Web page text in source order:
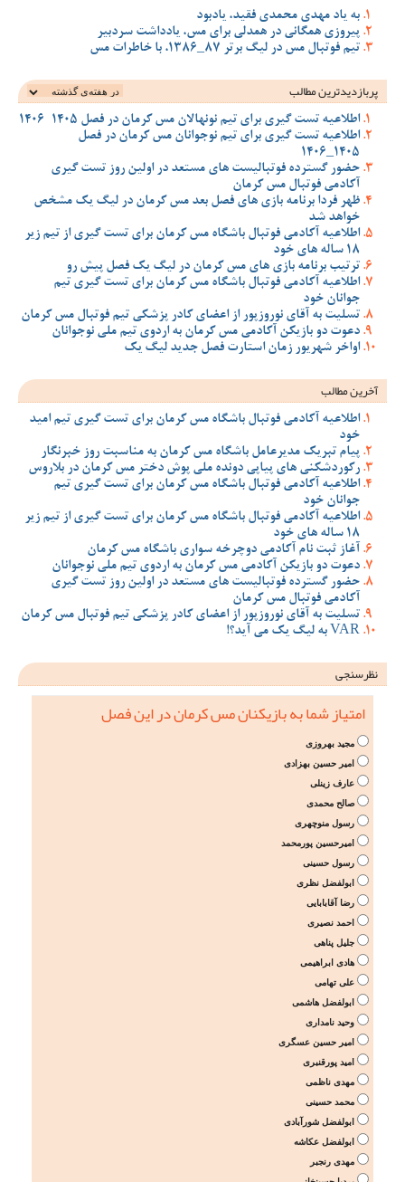
به یاد مهدی محمدی فقید، یادبود
پیروزی همگانی در همدلی برای مس، یادداشت سردبیر
تیم فوتبال مس در لیگ برتر 87_1386، با خاطرات مس
پربازدیدترین‌ مطالب
اطلاعیه تست گیری برای تیم نونهالان مس کرمان در فصل 1405-1406
اطلاعیه تست گیری برای تیم نوجوانان مس کرمان در فصل
1405_1406
حضور گسترده فوتبالیست های مستعد در اولین روز تست گیری
آکادمی فوتبال مس کرمان
ظهر فردا برنامه بازی های فصل بعد مس کرمان در لیگ یک مشخص
خواهد شد
اطلاعیه آکادمی فوتبال باشگاه مس کرمان برای تست گیری از تیم زیر
18 ساله های خود
ترتیب برنامه بازی های مس کرمان در لیگ یک فصل پیش رو
اطلاعیه آکادمی فوتبال باشگاه مس کرمان برای تست گیری تیم
جوانان خود
تسلیت به آقای نوروزپور از اعضای کادر پزشکی تیم فوتبال مس کرمان
دعوت دو بازیکن آکادمی مس کرمان به اردوی تیم ملی نوجوانان
اواخر شهریور زمان استارت فصل جدید لیگ یک
آخرین مطالب
اطلاعیه آکادمی فوتبال باشگاه مس کرمان برای تست گیری تیم امید
خود
پیام تبریک مدیرعامل باشگاه مس کرمان به مناسبت روز خبرنگار
رکوردشکنی های پیاپی دونده ملی پوش دختر مس کرمان در بلاروس
اطلاعیه آکادمی فوتبال باشگاه مس کرمان برای تست گیری تیم
جوانان خود
اطلاعیه آکادمی فوتبال باشگاه مس کرمان برای تست گیری از تیم زیر
18 ساله های خود
آغاز ثبت نام آکادمی دوچرخه سواری باشگاه مس کرمان
دعوت دو بازیکن آکادمی مس کرمان به اردوی تیم ملی نوجوانان
حضور گسترده فوتبالیست های مستعد در اولین روز تست گیری
آکادمی فوتبال مس کرمان
تسلیت به آقای نوروزپور از اعضای کادر پزشکی تیم فوتبال مس کرمان
VAR به لیگ یک می آید؟!
نظرسنجی
امتیاز شما به بازیکنان مس کرمان در این فصل
مجید بهروزی
امیر حسین بهزادی
عارف زینلی
صالح محمدی
رسول منوچهری
امیرحسین پورمحمد
رسول حسینی
ابولفضل نظری
رضا آقابابایی
احمد نصیری
جلیل پناهی
هادی ابراهیمی
علی تهامی
ابولفضل هاشمی
وحید نامداری
امیر حسین عسگری
امید پورقنبری
مهدی ناظمی
محمد حسینی
ابولفضل شورآبادی
ابولفضل عکاشه
مهدی رنجبر